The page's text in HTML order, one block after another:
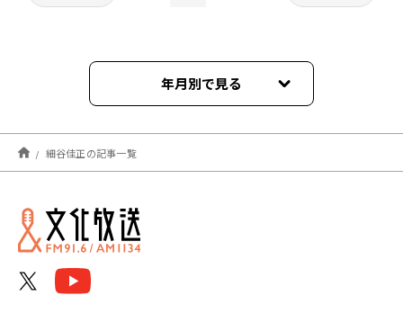
年月別で見る
2026年05月
2026年04月
2023年09月
細谷佳正の記事一覧